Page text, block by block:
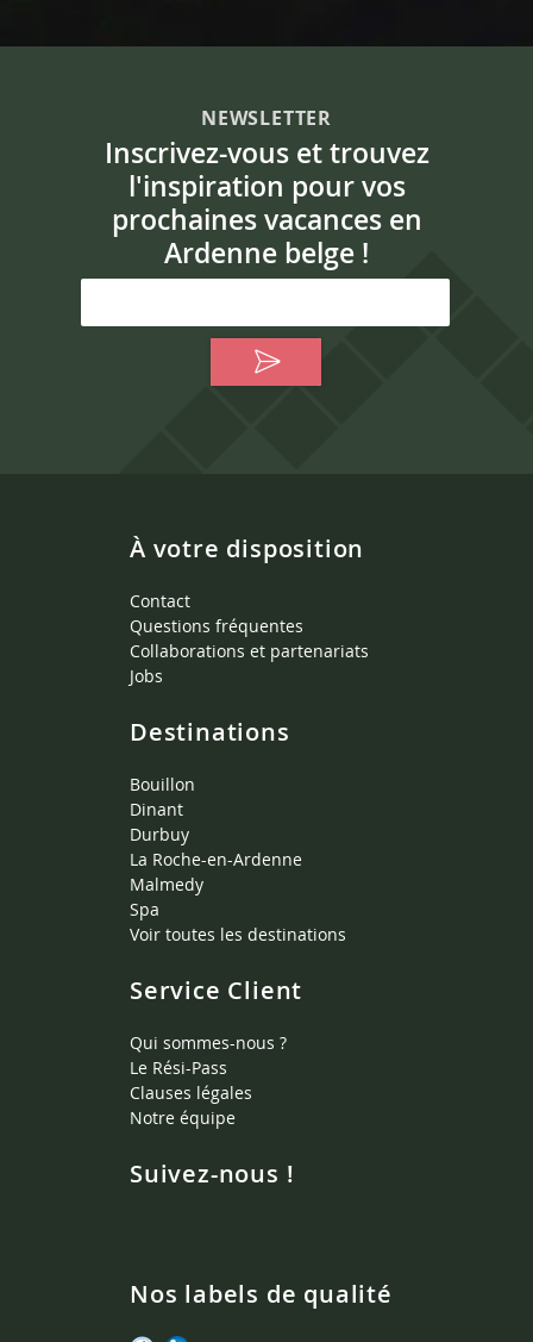
NEWSLETTER
Inscrivez-vous et trouvez
l'inspiration pour vos
prochaines vacances en
Ardenne belge !
À votre disposition
Contact
Questions fréquentes
Collaborations et partenariats
Jobs
Destinations
Bouillon
Dinant
Durbuy
La Roche-en-Ardenne
Malmedy
Spa
Voir toutes les destinations
Service Client
Qui sommes-nous ?
Le Rési-Pass
Clauses légales
Notre équipe
Suivez-nous !
Nos labels de qualité